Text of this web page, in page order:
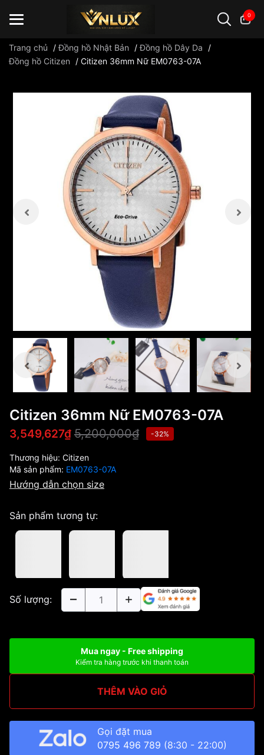
0
Trang chủ /Đồng hồ Nhật Bản /Đồng hồ Dây Da
/
Đồng hồ Citizen
/ Citizen 36mm Nữ EM0763-07A
Citizen 36mm Nữ EM0763-07A
3,549,627₫ 5,200,000₫ -32%
Thương hiệu: Citizen
Mã sản phẩm: EM0763-07A
Hướng dẫn chọn size
Sản phẩm tương tự:
Số lượng:
Mua ngay - Free shipping
Kiểm tra hàng trước khi thanh toán
THÊM VÀO GIỎ
Gọi đặt mua
0795 496 789 (8:30 - 22:00)